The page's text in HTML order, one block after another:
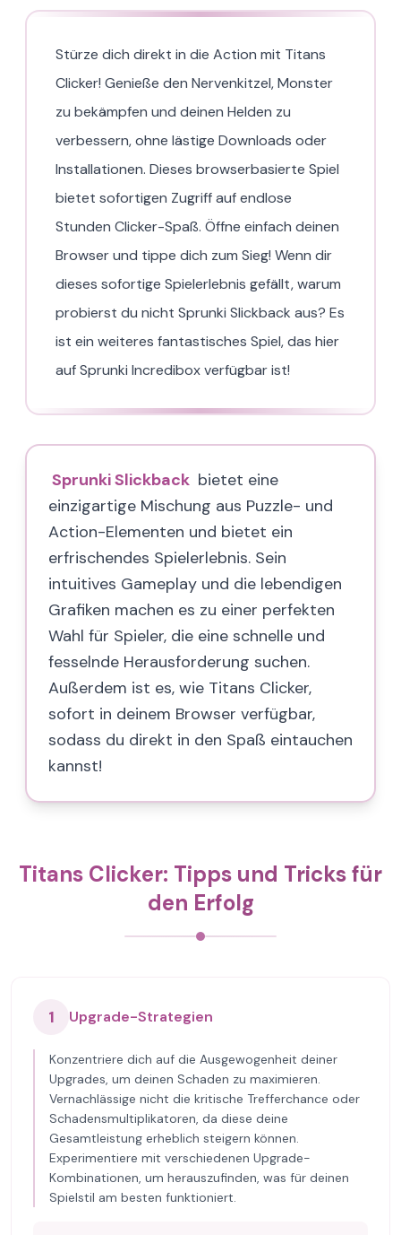
Stürze dich direkt in die Action mit Titans
Clicker! Genieße den Nervenkitzel, Monster
zu bekämpfen und deinen Helden zu
verbessern, ohne lästige Downloads oder
Installationen. Dieses browserbasierte Spiel
bietet sofortigen Zugriff auf endlose
Stunden Clicker-Spaß. Öffne einfach deinen
Browser und tippe dich zum Sieg! Wenn dir
dieses sofortige Spielerlebnis gefällt, warum
probierst du nicht Sprunki Slickback aus? Es
ist ein weiteres fantastisches Spiel, das hier
auf Sprunki Incredibox verfügbar ist!
Sprunki Slickback bietet eine
einzigartige Mischung aus Puzzle- und
Action-Elementen und bietet ein
erfrischendes Spielerlebnis. Sein
intuitives Gameplay und die lebendigen
Grafiken machen es zu einer perfekten
Wahl für Spieler, die eine schnelle und
fesselnde Herausforderung suchen.
Außerdem ist es, wie Titans Clicker,
sofort in deinem Browser verfügbar,
sodass du direkt in den Spaß eintauchen
kannst!
Titans Clicker: Tipps und Tricks für
den Erfolg
1 Upgrade-Strategien
Konzentriere dich auf die Ausgewogenheit deiner
Upgrades, um deinen Schaden zu maximieren.
Vernachlässige nicht die kritische Trefferchance oder
Schadensmultiplikatoren, da diese deine
Gesamtleistung erheblich steigern können.
Experimentiere mit verschiedenen Upgrade-
Kombinationen, um herauszufinden, was für deinen
Spielstil am besten funktioniert.